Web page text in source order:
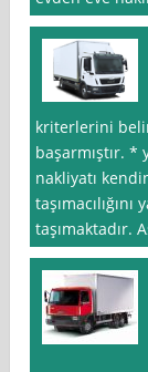
kriterlerini
başarmıştır. *
nakliyatı
taşımaktadır.